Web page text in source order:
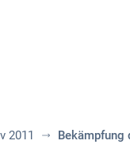
2011 Bekämpfung